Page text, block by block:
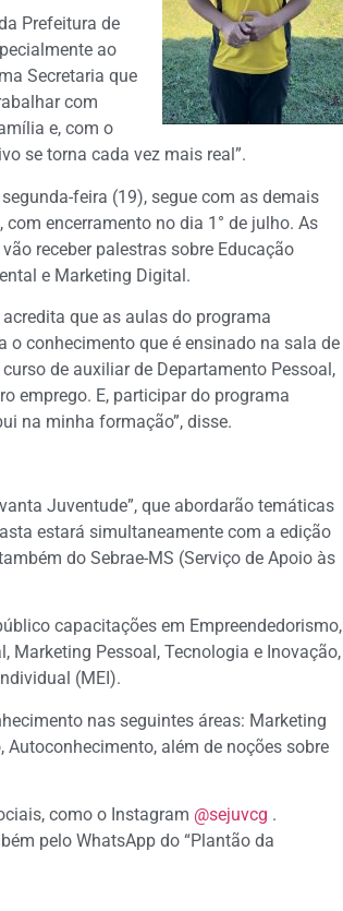
Prefeitura de
ao
Secretaria que
com
e, com o
se torna cada vez mais real”.
feira (19), segue com as demais
encerramento no dia 1° de julho. As
receber palestras sobre Educação
e Marketing Digital.
que as aulas do programa
conhecimento que é ensinado na sala de
de auxiliar de Departamento Pessoal,
emprego. E, participar do programa
na minha formação”, disse.
Juventude”, que abordarão temáticas
estará simultaneamente com a edição
do Sebrae-MS (Serviço de Apoio às
capacitações em Empreendedorismo,
Marketing Pessoal, Tecnologia e Inovação,
(MEI).
nas seguintes áreas: Marketing
além de noções sobre
como o Instagram @sejuvcg .
pelo WhatsApp do “Plantão da